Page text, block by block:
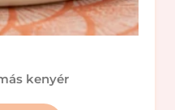
kenyér